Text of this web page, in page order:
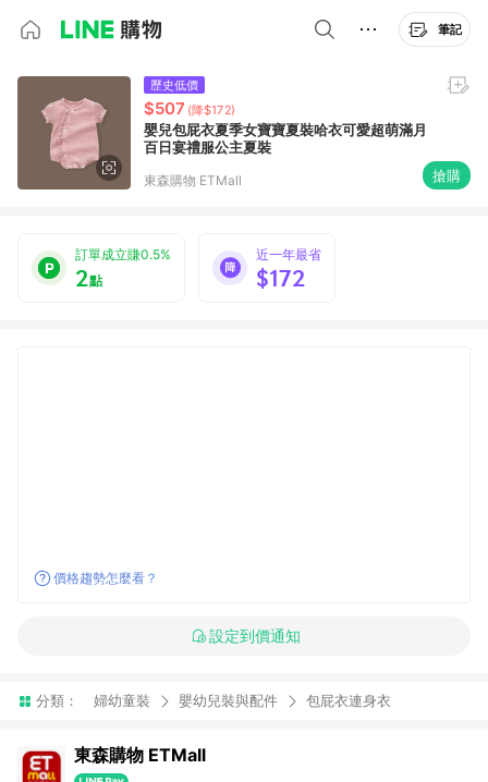
筆記
歷史低價
$507 (降$172)
嬰兒包屁衣夏季女寶寶夏裝哈衣可愛超萌滿月
百日宴禮服公主夏裝
東森購物 ETMall 搶購
訂單成立賺0.5%
2點
近一年最省
$172
價格趨勢怎麼看？
設定到價通知
分類： 婦幼童裝 嬰幼兒裝與配件 包屁衣連身衣
東森購物 ETMall